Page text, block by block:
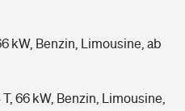
kW, Benzin, Limousine, ab
66 kW, Benzin, Limousine,